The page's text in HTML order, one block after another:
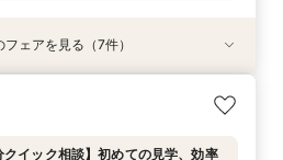
見学の方におすすめ】マイナビ限定特
】＼先輩カップルが納得した／フォ
クイック相談】初めての見学、効率
ットと叶える♪】With Petウェディン
限定スイーツプレゼント付き】フォト
グ・フォト+会食をご検討の方必見！
ら参加！【2件目以降に◎】会場徹底
ェアを見る（7件）
クイック相談】初めての見学、効率